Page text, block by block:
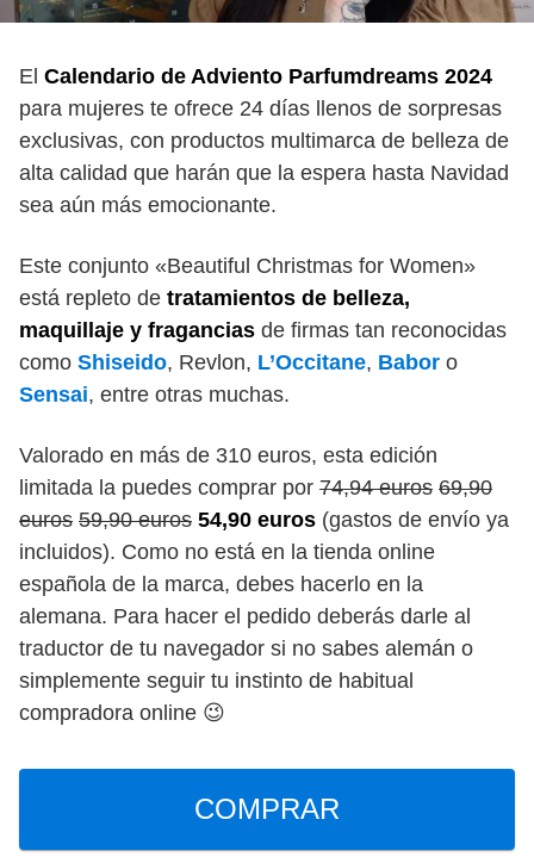
El Calendario de Adviento Parfumdreams 2024
para mujeres te ofrece 24 días llenos de sorpresas
exclusivas, con productos multimarca de belleza de
alta calidad que harán que la espera hasta Navidad
sea aún más emocionante.
Este conjunto «Beautiful Christmas for Women»
está repleto de tratamientos de belleza,
maquillaje y fragancias de firmas tan reconocidas
como Shiseido, Revlon, L’Occitane, Babor o
Sensai, entre otras muchas.
Valorado en más de 310 euros, esta edición
limitada la puedes comprar por 74,94 euros 69,90
euros 59,90 euros 54,90 euros (gastos de envío ya
incluidos). Como no está en la tienda online
española de la marca, debes hacerlo en la
alemana. Para hacer el pedido deberás darle al
traductor de tu navegador si no sabes alemán o
simplemente seguir tu instinto de habitual
compradora online 😉
COMPRAR